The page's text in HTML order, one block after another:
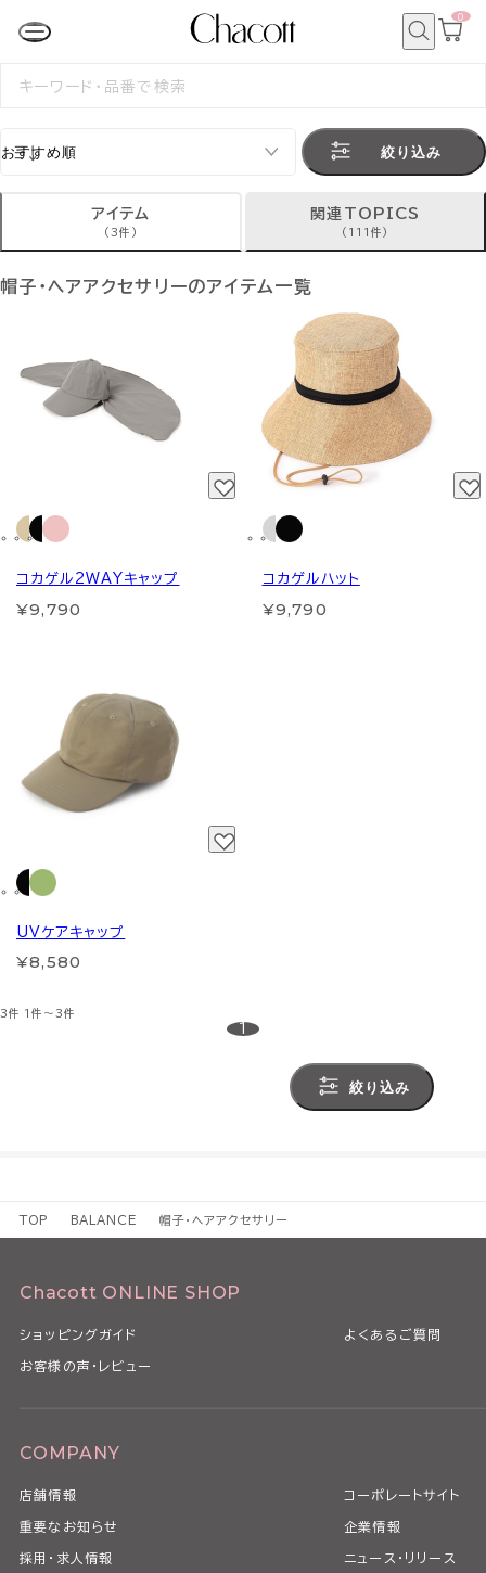
カ
0
検
絞り込み
アイテム
(3件)
関連TOPICS
(111件)
帽子・ヘアアクセサリーのアイテム一覧
コカゲル2WAYキャップ
¥9,790
コカゲルハット
¥9,790
UVケアキャップ
¥8,580
3件 1件～3件
1
絞り込み
TOP BALANCE 帽子・ヘアアクセサリー
Chacott ONLINE SHOP
ショッピングガイド よくあるご質問
お客様の声・レビュー
COMPANY
店舗情報 コーポレートサイト
重要なお知らせ 企業情報
採用・求人情報 ニュース・リリース